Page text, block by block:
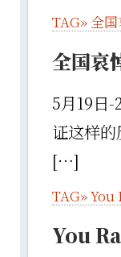
TAG» 全
全国哀
5月19日
证这样
[…]
TAG»You
You